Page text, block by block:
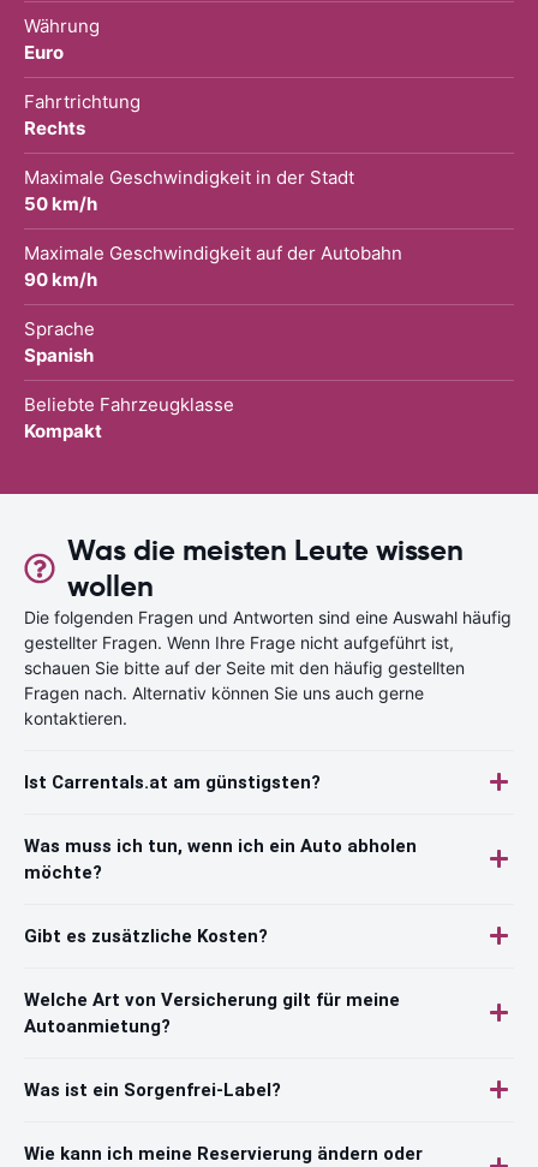
Währung
Euro
Fahrtrichtung
Rechts
Maximale Geschwindigkeit in der Stadt
50 km/h
Maximale Geschwindigkeit auf der Autobahn
90 km/h
Sprache
Spanish
Beliebte Fahrzeugklasse
Kompakt
Was die meisten Leute wissen
wollen
Die folgenden Fragen und Antworten sind eine Auswahl häufig
gestellter Fragen. Wenn Ihre Frage nicht aufgeführt ist,
schauen Sie bitte auf der Seite mit den häufig gestellten
Fragen nach. Alternativ können Sie uns auch gerne
kontaktieren.
Ist Carrentals.at am günstigsten?
Was muss ich tun, wenn ich ein Auto abholen
möchte?
Gibt es zusätzliche Kosten?
Welche Art von Versicherung gilt für meine
Autoanmietung?
Was ist ein Sorgenfrei-Label?
Wie kann ich meine Reservierung ändern oder